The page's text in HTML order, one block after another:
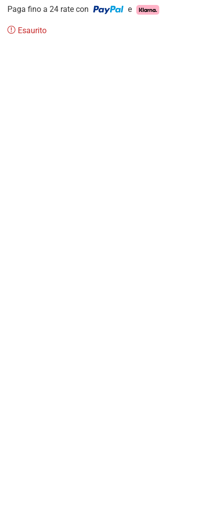
Paga fino a 24 rate con e
Esaurito